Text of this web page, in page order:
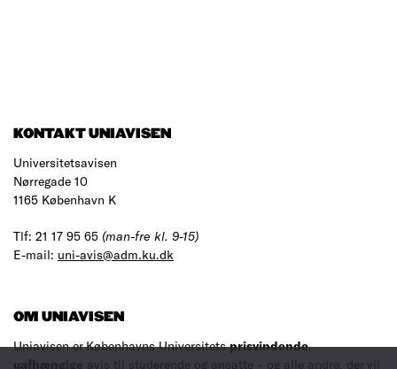
KONTAKT UNIAVISEN
Universitetsavisen
Nørregade 10
1165 København K
Tlf: 21 17 95 65 (man-fre kl. 9-15)
E-mail: uni-avis@adm.ku.dk
OM UNIAVISEN
Uniavisen er Københavns Universitetsprisvindende,
uafhængige avis til studerende og ansatte – og alle andre, der vil